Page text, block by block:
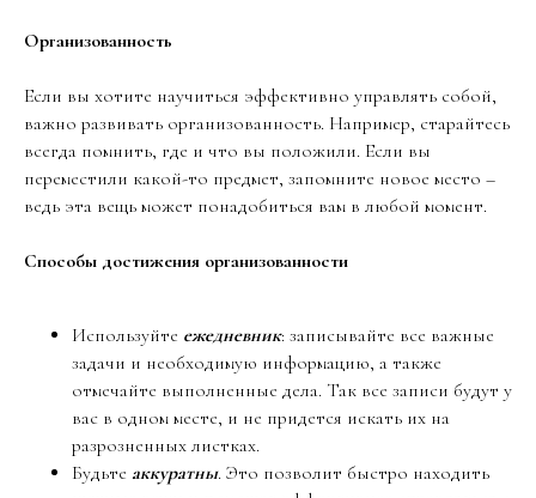
Организованность
Если вы хотите научиться эффективно управлять собой,
важно развивать организованность. Например, старайтесь
всегда помнить, где и что вы положили. Если вы
переместили какой-то предмет, запомните новое место –
ведь эта вещь может понадобиться вам в любой момент.
Способы достижения организованности
Используйте ежедневник: записывайте все важные
задачи и необходимую информацию, а также
отмечайте выполненные дела. Так все записи будут у
вас в одном месте, и не придется искать их на
разрозненных листках.
Будьте аккуратны. Это позволит быстро находить